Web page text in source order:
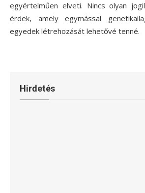
egyértelműen elveti. Nincs olyan
érdek, amely egymással
egyedek létrehozását lehetővé tenné.
Hirdetés